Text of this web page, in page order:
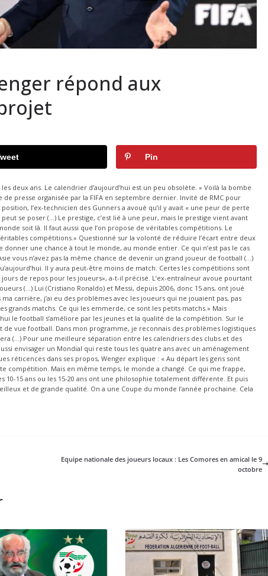
répond aux
Pin
deux ans. Le calendrier d’aujourd’hui est un peu obsolète. » Voilà la bombe
de presse organisée par la FIFA en septembre dernier. Invité de RMC pour
l’ex-technicien des Gunners a avoué qu’il y avait « une peur de perte
se poser (…) Le prestige, c’est lié à une peur, mais le prestige vient avant
soit là. Il faut aussi que l’on propose de véritables compétitions. Le
compétitions.» Questionné sur la volonté de réduire l’écart entre deux
donner une chance à tout le monde, au monde entier. Ce qui n’est pas le cas
vous n’avez pas la même chance de devenir un grand joueur de football (…)
Il y aura peut-être moins de match. Certes les compétitions sont
de repos pour les joueurs», a-t-il précisé. L’ex-entraîneur avoue pourtant
(…) Lui (Cristiano Ronaldo) et Messi, depuis 2006, donc 15 ans, ont joué
carrière, j’ai eu des problèmes avec les joueurs qui ne jouaient pas, pas
grands matchs. Ce qui les emmerde, ce sont les petits matchs.» Mais
le football s’améliore par les jeunes et la qualité de la compétition. Sur le
de vue football. Dans mon programme, je reconnais des problèmes logistiques
(…) Pour une meilleure séparation entre les calendriers des clubs et des
envisager un Mondial qui reste tous les quatre ans avec un aménagement
réticences dans ses propos, Wenger explique : « Au départ les gens sont
compétition. Mais en même temps, le monde a changé. Ce qui me frappe,
10-15 ans ou les 15-20 ans ont une philosophie totalement différente. Et puis
et de grande qualité. On a une Coupe du monde l’année prochaine. Cela
Equipe nationale des joueurs locaux : Les Comores en amical le 9
octobre